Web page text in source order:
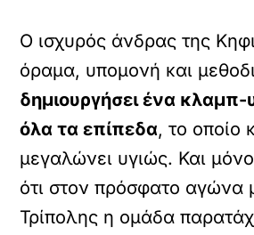
Ο ισχυρός άνδρας της
όραμα, υπομονή και
δημιουργήσει ένα κλαμπ-
όλα τα επίπεδα, το οποίο
μεγαλώνει υγιώς. Και
ότι στον πρόσφατο αγώνα
Τρίπολης η ομάδα